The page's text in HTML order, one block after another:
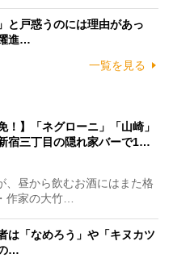
と戸惑うのには理由があっ
進…
一覧を見る
！】「ネグローニ」「山崎」
宿三丁目の隠れ家バーで1…
昼から飲むお酒にはまた格
作家の大竹…
は「なめろう」や「キヌカツ
…